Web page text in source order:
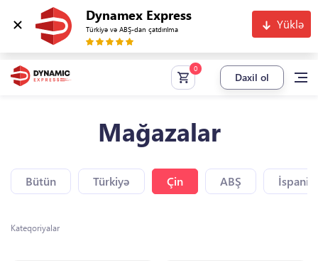
Dynamex Express
Türkiyə və ABŞ-dan çatdırılma Yüklə
Daxil ol
Mağazalar
Bütün Türkiyə Çin ABŞ
Kateqoriyalar